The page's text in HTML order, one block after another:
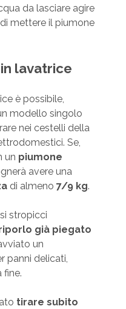
da lasciare agire
mettere il piumone
lavatrice
è possibile,
modello singolo
nei cestelli della
Se,
un piumone
avere una
di almeno 7/9 kg.
stropicci
già piegato
un
panni delicati,
fine.
tirare subito